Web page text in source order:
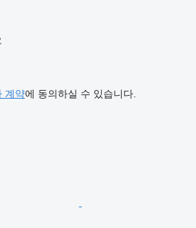
계약에 동의하실 수 있습니다.